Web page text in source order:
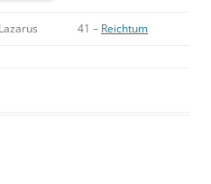
41 – Reichtum